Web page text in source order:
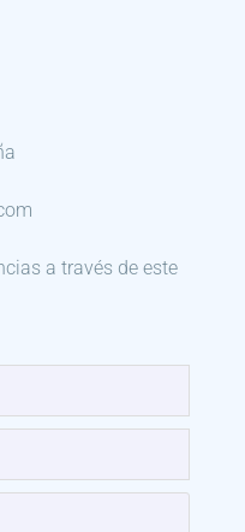
a través de este